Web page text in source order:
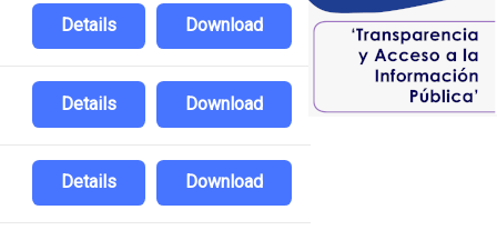
Download
Details
Download
Details
Download
Details